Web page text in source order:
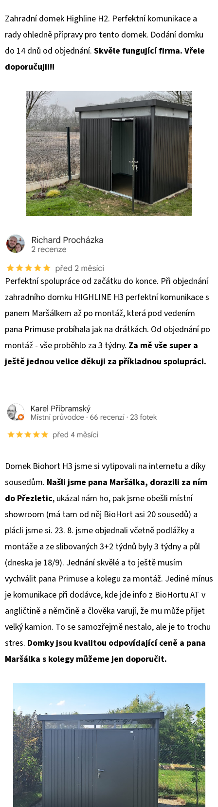
Zahradní domek Highline H2. Perfektní komunikace a
rady ohledně přípravy pro tento domek. Dodání domku
do 14 dnů od objednání. Skvěle fungující firma. Vřele
doporučuji!!!
Perfektní spolupráce od začátku do konce. Při objednání
zahradního domku HIGHLINE H3 perfektní komunikace s
panem Maršálkem až po montáž, která pod vedením
pana Primuse probíhala jak na drátkách. Od objednání po
montáž - vše proběhlo za 3 týdny. Za mě vše super a
ještě jednou velice děkuji za příkladnou spolupráci.
Domek Biohort H3 jsme si vytipovali na internetu a díky
sousedům. Našli jsme pana Maršálka, dorazili za ním
do Přezletic, ukázal nám ho, pak jsme obešli místní
showroom (má tam od něj BioHort asi 20 sousedů) a
plácli jsme si. 23. 8. jsme objednali včetně podlážky a
montáže a ze slibovaných 3+2 týdnů byly 3 týdny a půl
(dneska je 18/9). Jednání skvělé a to ještě musím
vychválit pana Primuse a kolegu za montáž. Jediné mínus
je komunikace při dodávce, kde jde info z BioHortu AT v
angličtině a němčině a člověka varují, že mu může přijet
velký kamion. To se samozřejmě nestalo, ale je to trochu
stres. Domky jsou kvalitou odpovídající ceně a pana
Maršálka s kolegy můžeme jen doporučit.